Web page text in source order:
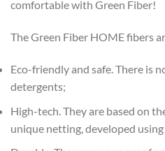
comfortable with Green Fiber!
The Green Fiber HOME fibers
Eco-friendly and safe. There is
detergents;
High-tech. They are based on
unique netting, developed